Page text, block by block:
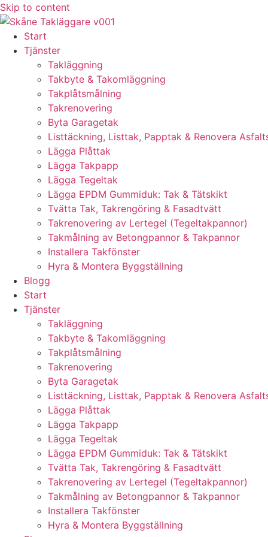
Skip to content
Start
Tjänster
Takläggning
Takbyte & Takomläggning
Takplåtsmålning
Takrenovering
Byta Garagetak
Listtäckning, Listtak, Papptak & Renovera
Lägga Plåttak
Lägga Takpapp
Lägga Tegeltak
Lägga EPDM Gummiduk: Tak & Tätskikt
Tvätta Tak, Takrengöring & Fasadtvätt
Takrenovering av Lertegel (Tegeltakpannor)
Takmålning av Betongpannor & Takpannor
Installera Takfönster
Hyra & Montera Byggställning
Blogg
Start
Tjänster
Takläggning
Takbyte & Takomläggning
Takplåtsmålning
Takrenovering
Byta Garagetak
Listtäckning, Listtak, Papptak & Renovera
Lägga Plåttak
Lägga Takpapp
Lägga Tegeltak
Lägga EPDM Gummiduk: Tak & Tätskikt
Tvätta Tak, Takrengöring & Fasadtvätt
Takrenovering av Lertegel (Tegeltakpannor)
Takmålning av Betongpannor & Takpannor
Installera Takfönster
Hyra & Montera Byggställning